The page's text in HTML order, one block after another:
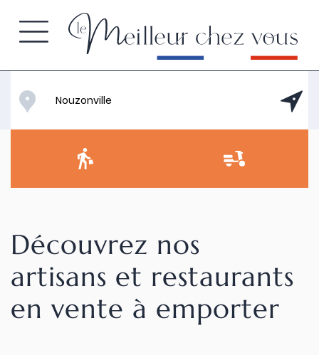
Découvrez nos
artisans et restaurants
en vente à emporter